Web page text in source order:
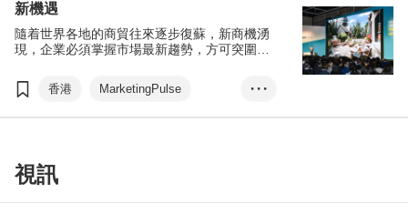
電子商貿
新機遇
隨着世界各地的商貿往來逐步復蘇，新商機湧
現，企業必須掌握市場最新趨勢，方可突圍而
「Master the Future」為主題，聚焦討論
ChatGPT、Web3、虛擬偶像、數據驅動營
香港
MarketingPulse
eTailingPulse
數碼營銷
• • •
視訊